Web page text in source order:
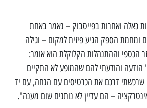
כאלה ואחרות בפייסבוק – נאמר באחת
ומחמת הספק הגיע פיזית למקום – וגילה
הכספי וההתנהלות הקלוקלת הוא אומר:
והודעתי להם שהמופע לא התקיים
שרכשתי דרכם את הכרטיסים עם הנחה, עם יד
– הם עדיין לא נותנים שום מענה".